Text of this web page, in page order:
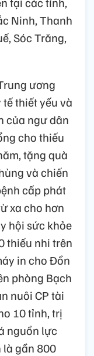
Ninh, Thanh
Sóc Trăng,
ương
thiết yếu và
của ngư dân
cho thiếu
tặng quà
và chiến
cấp phát
xa cho hơn
hội sức khỏe
thiếu nhi trên
in cho Đồn
phòng Bạch
nuôi CP tài
10 tỉnh, trị
nguồn lực
gần 800